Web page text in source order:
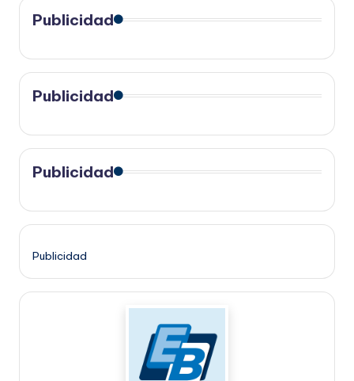
Publicidad
Publicidad
Publicidad
Publicidad